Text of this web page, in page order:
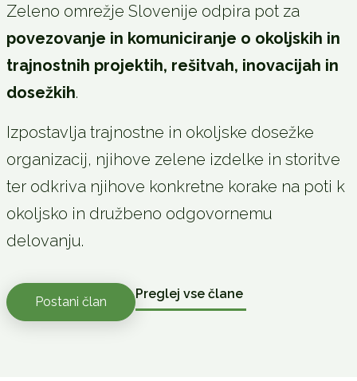
Zeleno omrežje Slovenije odpira pot za
povezovanje in komuniciranje o okoljskih in
trajnostnih projektih, rešitvah, inovacijah in
dosežkih.
Izpostavlja trajnostne in okoljske dosežke
organizacij, njihove zelene izdelke in storitve
ter odkriva njihove konkretne korake na poti k
okoljsko in družbeno odgovornemu
delovanju.
Postani član Preglej vse člane